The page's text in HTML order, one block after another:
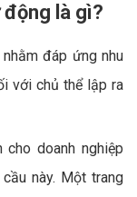
là gì?
đáp ứng nhu
với chủ thể lập ra
cho doanh nghiệp
này. Một trang